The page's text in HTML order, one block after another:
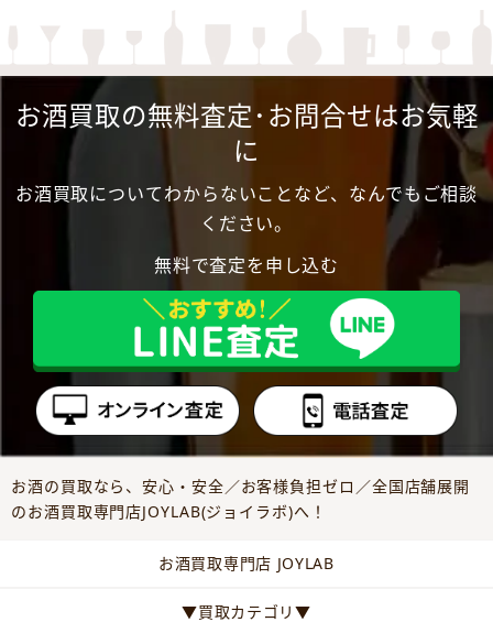
お酒買取の無料査定･お問合せはお気軽
に
お酒買取についてわからないことなど、なんでもご相談
ください。
無料で査定を申し込む
お酒の買取なら、安心・安全／お客様負担ゼロ／全国店舗展開
のお酒買取専門店JOYLAB(ジョイラボ)へ！
お酒買取専門店 JOYLAB
▼買取カテゴリ▼